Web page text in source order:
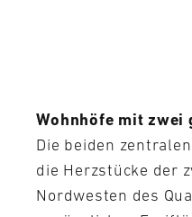
Wohnhöfe mit zwei
Die beiden
die Herzstücke der
Nordwesten des